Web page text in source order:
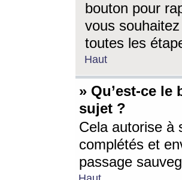
bouton pour
vous
toutes les
Haut
» Qu’est-ce
sujet ?
Cela autorise à
complétés et
passage